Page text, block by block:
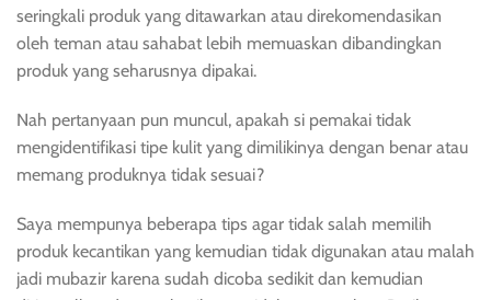
seringkali produk yang ditawarkan atau direkomendasikan
oleh teman atau sahabat lebih memuaskan dibandingkan
produk yang seharusnya dipakai.
Nah pertanyaan pun muncul, apakah si pemakai tidak
mengidentifikasi tipe kulit yang dimilikinya dengan benar atau
memang produknya tidak sesuai?
Saya mempunya beberapa tips agar tidak salah memilih
produk kecantikan yang kemudian tidak digunakan atau malah
jadi mubazir karena sudah dicoba sedikit dan kemudian